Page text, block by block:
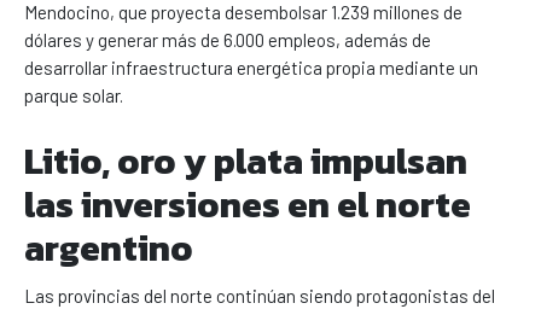
Mendocino, que proyecta desembolsar 1.239 millones de
dólares y generar más de 6.000 empleos, además de
desarrollar infraestructura energética propia mediante un
parque solar.
Litio, oro y plata impulsan
las inversiones en el norte
argentino
Las provincias del norte continúan siendo protagonistas del